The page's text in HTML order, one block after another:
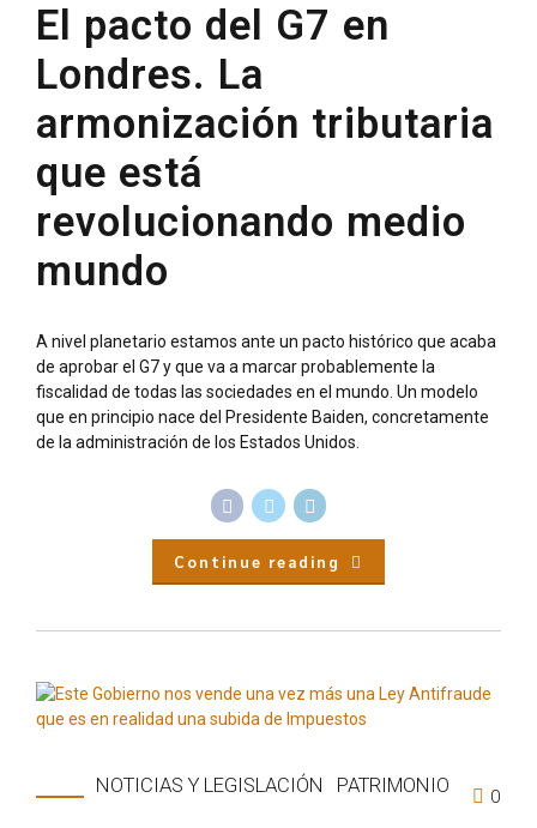
El pacto del G7 en
Londres. La
armonización tributaria
que está
revolucionando medio
mundo
A nivel planetario estamos ante un pacto histórico que acaba
de aprobar el G7 y que va a marcar probablemente la
fiscalidad de todas las sociedades en el mundo. Un modelo
que en principio nace del Presidente Baiden, concretamente
de la administración de los Estados Unidos.
Continue reading
NOTICIAS Y LEGISLACIÓN PATRIMONIO 0